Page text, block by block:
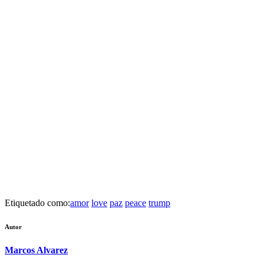
Etiquetado como:amor love paz peace trump
Autor
Marcos Alvarez